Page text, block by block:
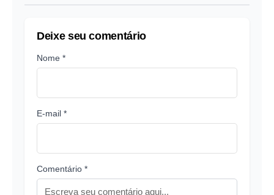
Deixe seu comentário
Nome *
E-mail *
Comentário *